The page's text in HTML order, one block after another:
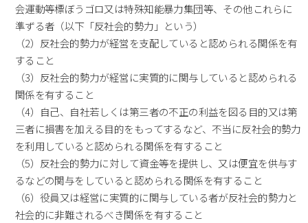
会運動等標ぼうゴロ又は特殊知能暴力集団等、その他これらに
準ずる者（以下「反社会的勢力」という）
（2）反社会的勢力が経営を支配していると認められる関係を有
すること
（3）反社会的勢力が経営に実質的に関与していると認められる
関係を有すること
（4）自己、自社若しくは第三者の不正の利益を図る目的又は第
三者に損害を加える目的をもってするなど、不当に反社会的勢力
を利用していると認められる関係を有すること
（5）反社会的勢力に対して資金等を提供し、又は便宜を供与す
るなどの関与をしていると認められる関係を有すること
（6）役員又は経営に実質的に関与している者が反社会的勢力と
社会的に非難されるべき関係を有すること